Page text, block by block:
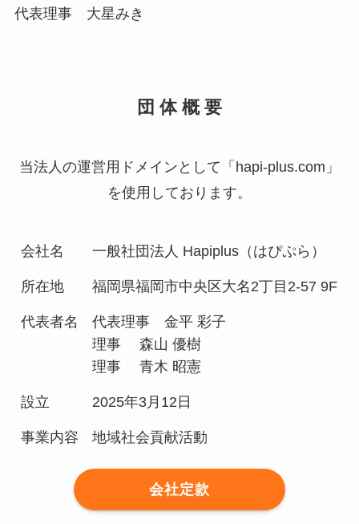
代表理事 大星みき
団 体 概 要
当法人の運営用ドメインとして「hapi-plus.com」
を使用しております。
会社名 ⼀般社団法⼈ Hapiplus（はぴぷら）
所在地 福岡県福岡市中央区大名2丁目2-57 9F
代表者名
代表理事 金平 彩子
理事 森⼭ 優樹
理事 ⻘⽊ 昭憲
設立 2025年3月12日
事業内容 地域社会貢献活動
会社定款